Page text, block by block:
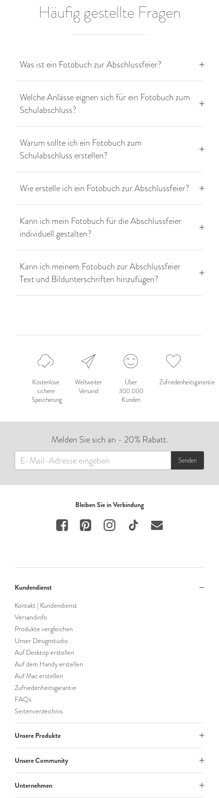
Häufig gestellte Fragen
Was ist ein Fotobuch zur Abschlussfeier?
Welche Anlässe eignen sich für ein Fotobuch zum
Schulabschluss?
Warum sollte ich ein Fotobuch zum
Schulabschluss erstellen?
Wie erstelle ich ein Fotobuch zur Abschlussfeier?
Kann ich mein Fotobuch für die Abschlussfeier
individuell gestalten?
Kann ich meinem Fotobuch zur Abschlussfeier
Text und Bildunterschriften hinzufügen?
Kostenlose
sichere
Speicherung
Weltweiter
Versand
Über
300.000
Kunden
Zufriedenheitsgarantie
Melden Sie sich an - 20% Rabatt.
Senden
Bleiben Sie in Verbindung
Kundendienst
Kontakt | Kundendienst
Versandinfo
Produkte vergleichen
Unser Designstudio
Auf Desktop erstellen
Auf dem Handy erstellen
Auf Mac erstellen
Zufriedenheitsgarantie
FAQs
Seitenverzeichnis
Unsere Produkte
Unsere Community
Unternehmen